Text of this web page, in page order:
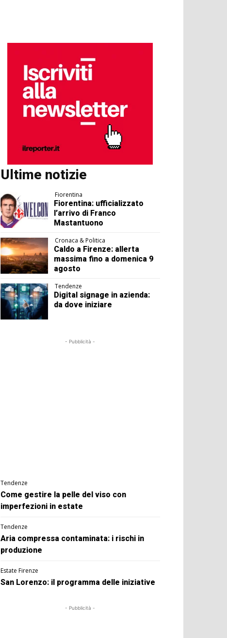
Ultime notizie
Fiorentina
Fiorentina: ufficializzato
l’arrivo di Franco
Mastantuono
Cronaca & Politica
Caldo a Firenze: allerta
massima fino a domenica 9
agosto
Tendenze
Digital signage in azienda:
da dove iniziare
- Pubblicità -
Tendenze
Come gestire la pelle del viso con
imperfezioni in estate
Tendenze
Aria compressa contaminata: i rischi in
produzione
Estate Firenze
San Lorenzo: il programma delle iniziative
- Pubblicità -